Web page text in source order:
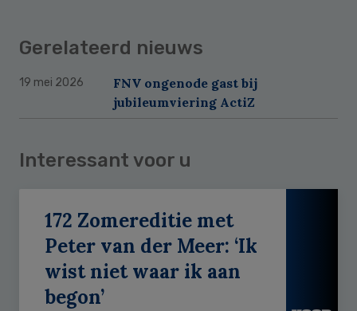
Gerelateerd nieuws
19 mei 2026
FNV ongenode gast bij
jubileumviering ActiZ
Interessant voor u
172 Zomereditie met
Peter van der Meer: ‘Ik
wist niet waar ik aan
begon’